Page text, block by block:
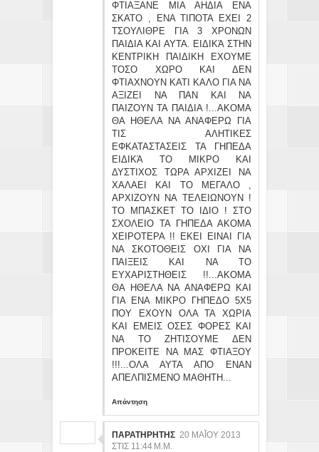
ΦΤΙΑΞΑΝΕ ΜΙΑ ΑΗΔΙΑ ΕΝΑ
ΣΚΑΤΟ , ΕΝΑ ΤΙΠΟΤΑ ΕΧΕΙ 2
ΤΣΟΥΛΙΘΡΕ ΓΙΑ 3 ΧΡΟΝΩΝ
ΠΑΙΔΙΑ ΚΑΙ ΑΥΤΑ. ΕΙΔΙΚΆ ΣΤΗΝ
ΚΕΝΤΡΙΚΗ ΠΑΙΔΙΚΗ ΕΧΟΥΜΕ
ΤΟΣΟ ΧΩΡΟ ΚΑΙ ΔΕΝ
ΦΤΙΑΧΝΟΥΝ ΚΑΤΙ ΚΑΛΟ ΓΙΑ ΝΑ
ΑΞΙΖΕΙ ΝΑ ΠΑΝ ΚΑΙ ΝΑ
ΠΑΙΖΟΥΝ ΤΑ ΠΑΙΔΙΑ !...ΑΚΟΜΑ
ΘΑ ΗΘΕΛΑ ΝΑ ΑΝΑΦΕΡΩ ΓΙΑ
ΤΙΣ ΑΛΗΤΙΚΕΣ
ΕΦΚΑΤΑΣΤΑΣΕΙΣ ΤΑ ΓΗΠΕΔΑ
ΕΙΔΙΚΆ ΤΟ ΜΙΚΡΟ ΚΑΙ
ΔΥΣΤΙΧΟΣ ΤΩΡΑ ΑΡΧΙΖΕΙ ΝΑ
ΧΑΛΑΕΙ ΚΑΙ ΤΟ ΜΕΓΑΛΟ ,
ΑΡΧΙΖΟΥΝ ΝΑ ΤΕΛΕΙΩΝΟΥΝ !
ΤΟ ΜΠΑΣΚΕΤ ΤΟ ΙΔΙΟ ! ΣΤΟ
ΣΧΟΛΕΙΟ ΤΑ ΓΗΠΕΔΑ ΑΚΟΜΑ
ΧΕΙΡΟΤΕΡΑ !! ΕΚΕΙ ΕΙΝΑΙ ΓΙΑ
ΝΑ ΣΚΟΤΟΘΕΙΣ ΟΧΙ ΓΙΑ ΝΑ
ΠΑΙΞΕΙΣ ΚΑΙ ΝΑ ΤΟ
ΕΥΧΑΡΙΣΤΗΘΕΙΣ !!...ΑΚΟΜΑ
ΘΑ ΗΘΕΛΑ ΝΑ ΑΝΑΦΕΡΩ ΚΑΙ
ΓΙΑ ΕΝΑ ΜΙΚΡΟ ΓΗΠΕΔΟ 5Χ5
ΠΟΥ ΕΧΟΥΝ ΟΛΑ ΤΑ ΧΩΡΙΑ
ΚΑΙ ΕΜΕΙΣ ΟΣΕΣ ΦΟΡΕΣ ΚΑΙ
ΝΑ ΤΟ ΖΗΤΙΣΟΥΜΕ ΔΕΝ
ΠΡΟΚΕΙΤΕ ΝΑ ΜΑΣ ΦΤΙΑΞΟΥ
!!!...ΟΛΑ ΑΥΤΑ ΑΠΟ ΕΝΑΝ
ΑΠΕΛΠΙΣΜΕΝΟ ΜΑΘΗΤΗ...
Απάντηση
ΠΑΡΑΤΗΡΗΤΗΣ 20 ΜΑΪ́ΟΥ 2013 ΣΤ
ΙΣ 11:44 Μ.Μ.